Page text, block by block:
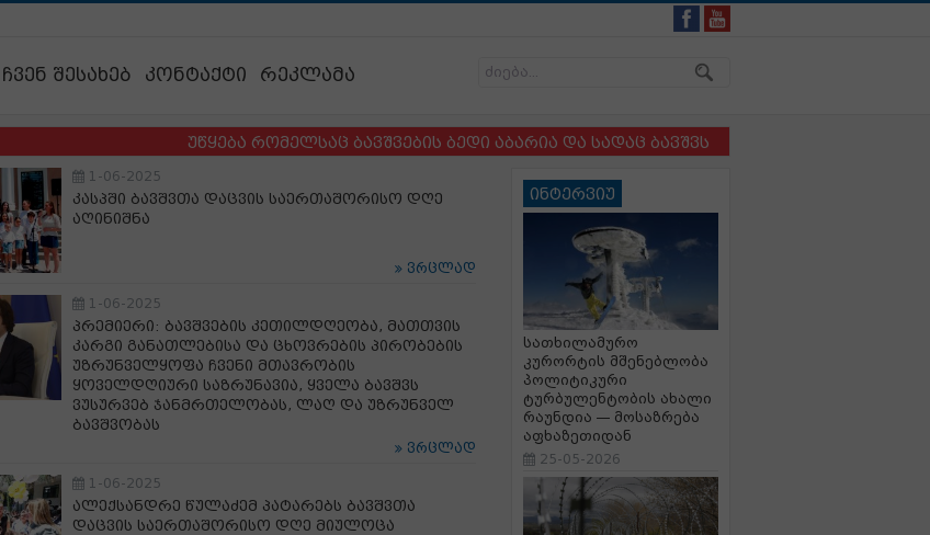
ჩვენ შესახებ კონტაქტი რეკლამა
უწყება რომელსაც ბავშვების ბედი აბარია და სადაც ბავშვსა და ძაღლს ერთმანეთისგან
1-06-2025
კასპში ბავშვთა დაცვის საერთაშორისო დღე
აღინიშნა
ვრცლად
1-06-2025
პრემიერი: ბავშვების კეთილდღეობა, მათთვის
კარგი განათლებისა და ცხოვრების პირობების
უზრუნველყოფა ჩვენი მთავრობის
ყოველდღიური საზრუნავია, ყველა ბავშვს
ვუსურვებ ჯანმრთელობას, ლაღ და უზრუნველ
ბავშვობას
ვრცლად
1-06-2025
ალექსანდრე წულაძემ პატარებს ბავშვთა
დაცვის საერთაშორისო დღე მიულოცა
ინტერვიუ
სათხილამურო
კურორტის მშენებლობა
პოლიტიკური
ტურბულენტობის ახალი
რაუნდია — მოსაზრება
აფხაზეთიდან
25-05-2026